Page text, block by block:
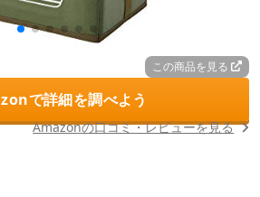
この商品を見る
で詳細を調べよう
Amazonの口コミ・レビューを見る